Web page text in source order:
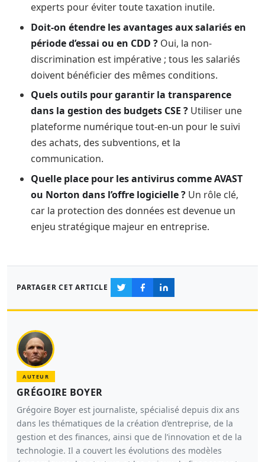
experts pour éviter toute taxation inutile.
Doit-on étendre les avantages aux salariés en
période d’essai ou en CDD ? Oui, la non-
discrimination est impérative ; tous les salariés
doivent bénéficier des mêmes conditions.
Quels outils pour garantir la transparence
dans la gestion des budgets CSE ? Utiliser une
plateforme numérique tout-en-un pour le suivi
des achats, des subventions, et la
communication.
Quelle place pour les antivirus comme AVAST
ou Norton dans l’offre logicielle ? Un rôle clé,
car la protection des données est devenue un
enjeu stratégique majeur en entreprise.
PARTAGER CET ARTICLE
AUTEUR
GRÉGOIRE BOYER
Grégoire Boyer est journaliste, spécialisé depuis dix ans
dans les thématiques de la création d’entreprise, de la
gestion et des finances, ainsi que de l’innovation et de la
technologie. Il a couvert les évolutions des modèles